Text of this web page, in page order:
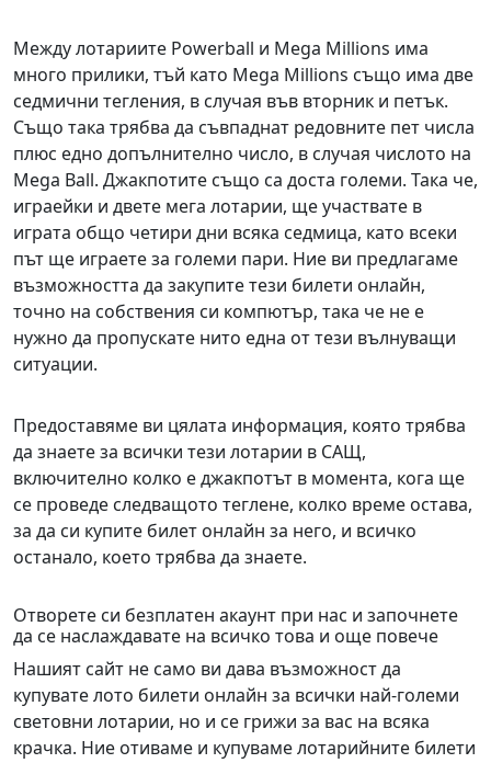
Между лотариите Powerball и Mega Millions има
много прилики, тъй като Mega Millions също има две
седмични тегления, в случая във вторник и петък.
Също така трябва да съвпаднат редовните пет числа
плюс едно допълнително число, в случая числото на
Mega Ball. Джакпотите също са доста големи. Така че,
играейки и двете мега лотарии, ще участвате в
играта общо четири дни всяка седмица, като всеки
път ще играете за големи пари. Ние ви предлагаме
възможността да закупите тези билети онлайн,
точно на собствения си компютър, така че не е
нужно да пропускате нито една от тези вълнуващи
ситуации.
Предоставяме ви цялата информация, която трябва
да знаете за всички тези лотарии в САЩ,
включително колко е джакпотът в момента, кога ще
се проведе следващото теглене, колко време остава,
за да си купите билет онлайн за него, и всичко
останало, което трябва да знаете.
Отворете си безплатен акаунт при нас и започнете
да се наслаждавате на всичко това и още повече
Нашият сайт не само ви дава възможност да
купувате лото билети онлайн за всички най-големи
световни лотарии, но и се грижи за вас на всяка
крачка. Ние отиваме и купуваме лотарийните билети